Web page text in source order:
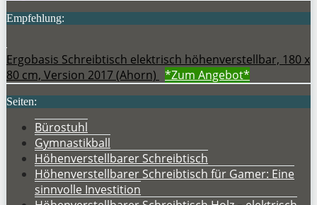
Empfehlung:
Ergobasis Schreibtisch elektrisch höhenverstellbar, 180 x
80 cm, Version 2017 (Ahorn) *Zum Angebot*
Seiten:
Bürostuhl
Gymnastikball
Höhenverstellbarer Schreibtisch
Höhenverstellbarer Schreibtisch für Gamer: Eine
sinnvolle Investition